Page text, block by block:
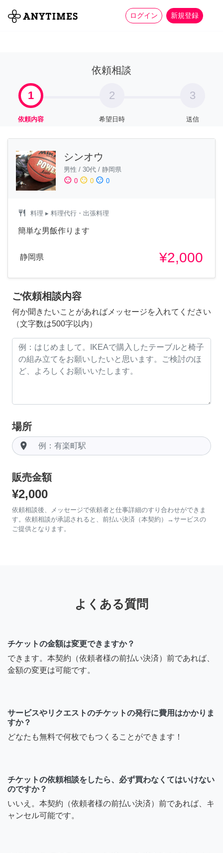
ログイン 新規登録
全て 家事 more_horiz
依頼相談
1
依頼内容
2
希望日時
3
送信
シンオウ
男性 / 30代 / 静岡県
sentiment_satisfied 0 sentiment_neutral 0 sentiment_dissatisfied 0
restaurant 料理 ▸ 料理代行・出張料理
簡単な男飯作ります
静岡県 ¥2,000
ご依頼相談内容
何か聞きたいことがあればメッセージを入れてください
（文字数は500字以内）
場所
room
販売金額
¥2,000
依頼相談後、メッセージで依頼者と仕事詳細のすり合わせができま
す。依頼相談が承認されると、前払い決済（本契約）→サービスの
ご提供となります。
よくある質問
チケットの金額は変更できますか？
できます。本契約（依頼者様の前払い決済）前であれば、
金額の変更は可能です。
サービスやリクエストのチケットの発行に費用はかかりま
すか？
どなたも無料で何枚でもつくることができます！
チケットの依頼相談をしたら、必ず買わなくてはいけない
のですか？
いいえ。本契約（依頼者様の前払い決済）前であれば、キ
ャンセル可能です。